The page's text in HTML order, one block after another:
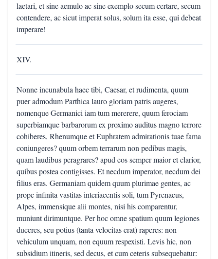
laetari, et sine aemulo ac sine exemplo secum certare, secum
contendere, ac sicut imperat solus, solum ita esse, qui debeat
imperare!
XIV.
Nonne incunabula haec tibi, Caesar, et rudimenta, quum
puer admodum Parthica lauro gloriam patris augeres,
nomenque Germanici iam tum mererere, quum ferociam
superbiamque barbarorum ex proximo auditus magno terrore
cohiberes, Rhenumque et Euphratem admirationis tuae fama
coniungeres? quum orbem terrarum non pedibus magis,
quam laudibus peragrares? apud eos semper maior et clarior,
quibus postea contigisses. Et necdum imperator, necdum dei
filius eras. Germaniam quidem quum plurimae gentes, ac
prope infinita vastitas interiacentis soli, tum Pyrenaeus,
Alpes, immensique alii montes, nisi his comparentur,
muniunt dirimuntque. Per hoc omne spatium quum legiones
duceres, seu potius (tanta velocitas erat) raperes: non
vehiculum unquam, non equum respexisti. Levis hic, non
subsidium itineris, sed decus, et cum ceteris subsequebatur: